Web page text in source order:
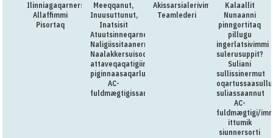
Ilinniagaqarnersiuteqartitsivimmi
Allaffimmi
Pisortaq
Meeqqanut,
Inuusuttunut,
Inatsisit
Atuutsinneqarnerannut
Naligiissitaanermullu
Naalakkersuisoqarfik
attaveqaqatigiinnermut
piginnaasaqarluartumik
AC-
fuldmægtigissarsiorpoq
Akissarsialerivimmi
Teamlederi
Kalaallit
Nunaanni
pinngortitaq
pillugu
ingerlatsivimmi
sulerusuppit?
Suliani
sullissinermut
oqartussaasullu
suliassaannut
AC-
fuldmægtigi/
ittumik
siunnersorti